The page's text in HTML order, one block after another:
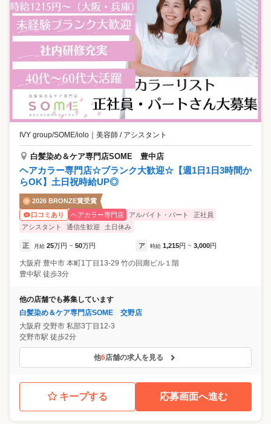
IVY group/SOME/iolo 美容師 / アシスタント
白髪染め＆ケア専門店SOME 豊中店
ヘアカラー専門店☆ブランク大歓迎☆【週1日1日3時間か
らOK】土日祝時給UP◎
2026 BRONZE賞受賞
口コミあり
ヘアカラー専門店 アルバイト・パート
正社員
アシスタント
通信生歓迎 土日休み
正 月給 25万円 ~ 50万円 ア 時給 1,215円 ~ 3,000円
大阪府 豊中市 本町1丁目13-29 竹の回廊ビル１階
豊中駅 徒歩3分
他の店舗でも募集しています
白髪染め＆ケア専門店SOME 交野店
大阪府 交野市 私部3丁目12-3
交野市駅 徒歩2分
他6店舗の求人を見る
キープする 応募画面へ進む